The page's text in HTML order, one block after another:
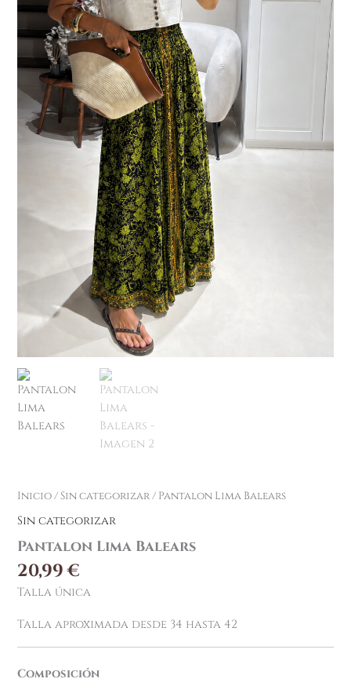
Inicio/Sin categorizar/ Pantalon Lima Balears
Sin categorizar
Pantalon Lima Balears
20,99€
Talla única
Talla aproximada desde 34 hasta 42
Composición